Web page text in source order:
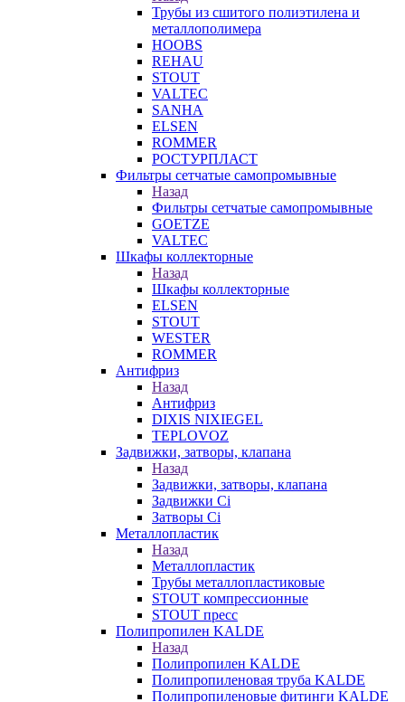
Трубы из сшитого полиэтилена и
металлополимера
HOOBS
REHAU
STOUT
VALTEC
SANHA
ELSEN
ROMMER
РОСТУРПЛАСТ
Фильтры сетчатые самопромывные
Назад
Фильтры сетчатые самопромывные
GOETZE
VALTEC
Шкафы коллекторные
Назад
Шкафы коллекторные
ELSEN
STOUT
WESTER
ROMMER
Антифриз
Назад
Антифриз
DIXIS NIXIEGEL
TEPLOVOZ
Задвижки, затворы, клапана
Назад
Задвижки, затворы, клапана
Задвижки Ci
Затворы Ci
Металлопластик
Назад
Металлопластик
Трубы металлопластиковые
STOUT компрессионные
STOUT пресс
Полипропилен KALDE
Назад
Полипропилен KALDE
Полипропиленовая труба KALDE
Полипропиленовые фитинги KALDE